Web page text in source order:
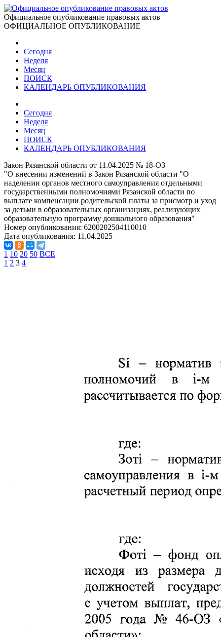
Официальное опубликование правовых актов
ОФИЦИАЛЬНОЕ ОПУБЛИКОВАНИЕ
Сегодня
Неделя
Месяц
ПОИСК
КАЛЕНДАРЬ ОПУБЛИКОВАНИЯ
Сегодня
Неделя
Месяц
ПОИСК
КАЛЕНДАРЬ ОПУБЛИКОВАНИЯ
Закон Рязанской области от 11.04.2025 № 18-ОЗ
"О внесении изменений в Закон Рязанской области "О
наделении органов местного самоуправления отдельными
государственными полномочиями Рязанской области по
выплате компенсации родительской платы за присмотр и уход
за детьми в образовательных организациях, реализующих
образовательную программу дошкольного образования"
Номер опубликования: 6200202504110010
Дата опубликования: 11.04.2025
1 10 20 50 ВСЕ
1 2 3 4